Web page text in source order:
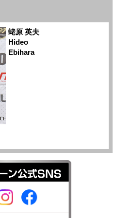
蛯原 英夫
Hideo
Ebihara